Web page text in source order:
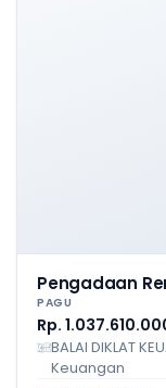
Pengadaan
PAGU
Rp.
BALAI DIKLAT
Keuangan